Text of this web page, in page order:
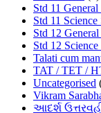
Std 11 General
Std 11 Science
Std 12
Std 12 Science
Talati cum
TAT / TET /
Uncategorised
Vikram
આદર્શ